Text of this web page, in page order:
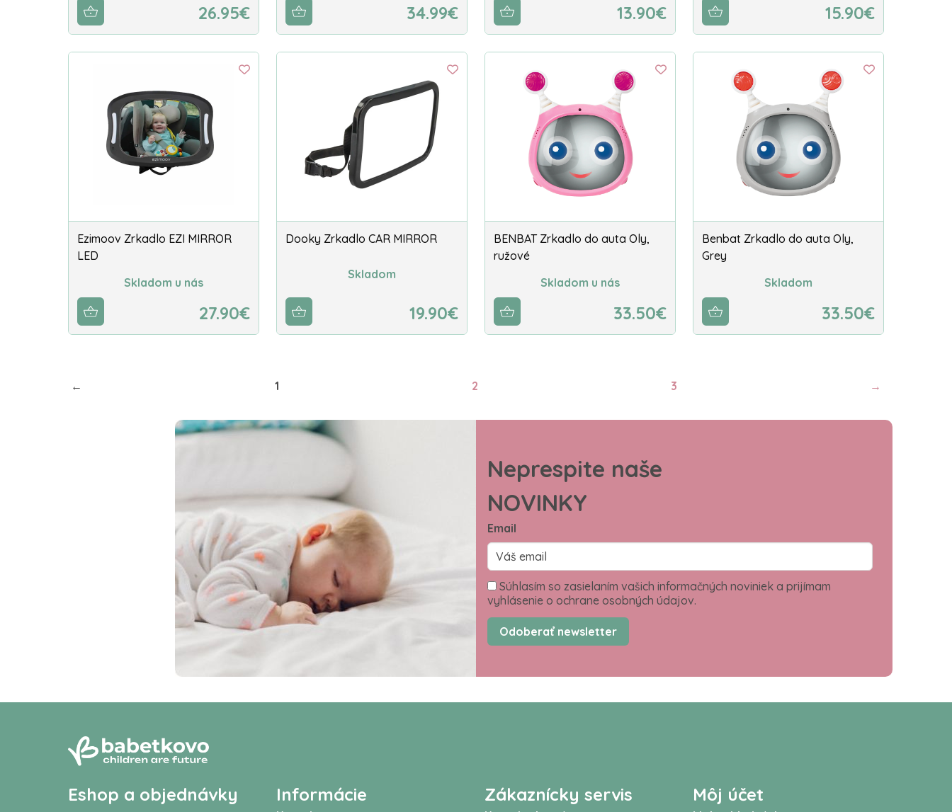
26.95€ 34.99€ 13.90€ 15.90€
Ezimoov Zrkadlo EZI MIRROR
LED
Skladom u nás
27.90€
Dooky Zrkadlo CAR MIRROR
Skladom
19.90€
BENBAT Zrkadlo do auta Oly,
ružové
Skladom u nás
33.50€
Benbat Zrkadlo do auta Oly,
Grey
Skladom
33.50€
← 1 2 3 →
Neprespite naše
NOVINKY
Email
Súhlasím so zasielaním vašich informačných noviniek a prijímam
vyhlásenie o ochrane osobných údajov.
Odoberať newsletter
Eshop a objednávky Informácie Zákaznícky servis Môj účet